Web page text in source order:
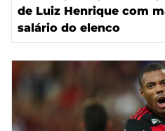
de Luiz Henrique com
salário do elenco